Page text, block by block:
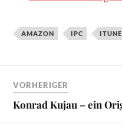
AMAZON IPC
VORHERIGER
Konrad Kujau – ein